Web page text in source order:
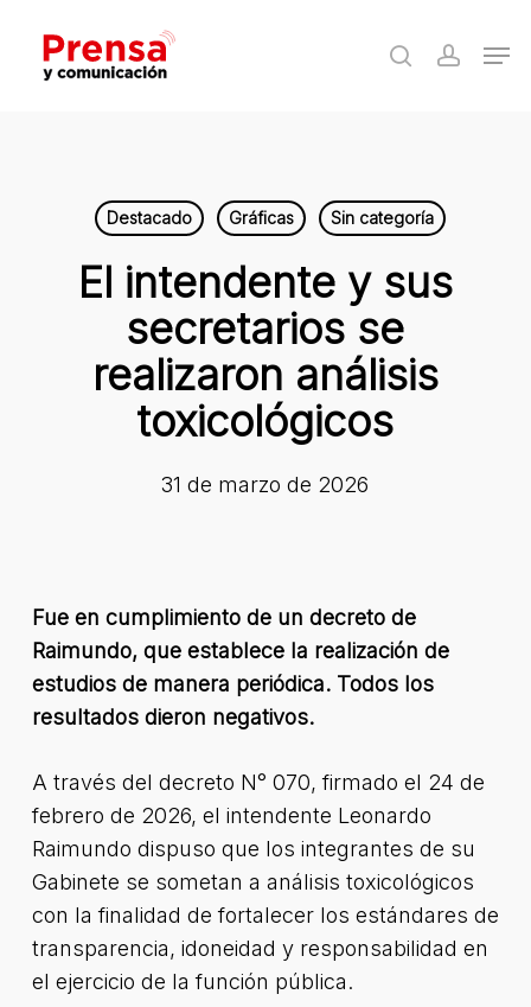
main
search
Destacado Gráficas Sin categoría
El intendente y sus
secretarios se
realizaron análisis
toxicológicos
31 de marzo de 2026
Fue en cumplimiento de un decreto de
Raimundo, que establece la realización de
estudios de manera periódica. Todos los
resultados dieron negativos.
A través del decreto N° 070, firmado el 24 de
febrero de 2026, el intendente Leonardo
Raimundo dispuso que los integrantes de su
Gabinete se sometan a análisis toxicológicos
con la finalidad de fortalecer los estándares de
transparencia, idoneidad y responsabilidad en
el ejercicio de la función pública.